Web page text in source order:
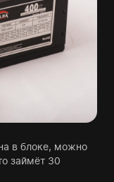
в блоке, можно
займёт 30